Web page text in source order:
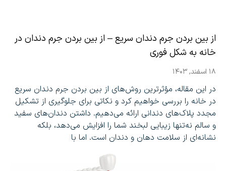
از بین بردن جرم دندان سریع – از بین بردن جرم دندان در
خانه به شکل فوری
۱۸ اسفند, ۱۴۰۳
در این مقاله، مؤثرترین روش‌های از بین بردن جرم دندان سریع
در خانه را بررسی خواهیم کرد و نکاتی برای جلوگیری از تشکیل
مجدد پلاک‌های دندانی ارائه می‌دهیم. داشتن دندان‌های سفید
و سالم نه‌تنها زیبایی لبخند شما را افزایش می‌دهد، بلکه
نشانه‌ای از سلامت دهان و دندان است. اما با